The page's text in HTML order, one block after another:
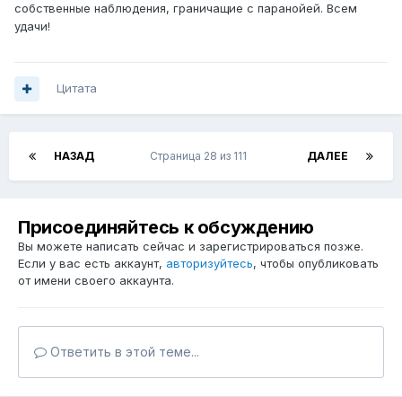
собственные наблюдения, граничащие с паранойей. Всем
удачи!
Цитата
НАЗАД ДАЛЕЕ
Страница 28 из 111
Присоединяйтесь к обсуждению
Вы можете написать сейчас и зарегистрироваться позже.
Если у вас есть аккаунт, авторизуйтесь, чтобы опубликовать
от имени своего аккаунта.
Ответить в этой теме...